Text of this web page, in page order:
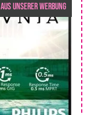
AUS UNSERER WERBUNG